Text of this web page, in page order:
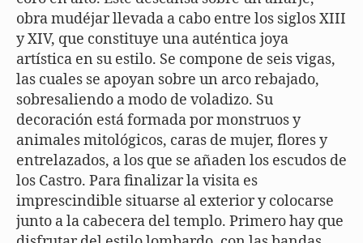
obra mudéjar llevada a cabo entre los siglos XIII
y XIV, que constituye una auténtica joya
artística en su estilo. Se compone de seis vigas,
las cuales se apoyan sobre un arco rebajado,
sobresaliendo a modo de voladizo. Su
decoración está formada por monstruos y
animales mitológicos, caras de mujer, flores y
entrelazados, a los que se añaden los escudos de
los Castro. Para finalizar la visita es
imprescindible situarse al exterior y colocarse
junto a la cabecera del templo. Primero hay que